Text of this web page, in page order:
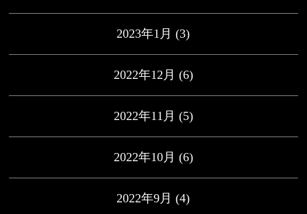
2023年1月 (3)
2022年12月 (6)
2022年11月 (5)
2022年10月 (6)
2022年9月 (4)